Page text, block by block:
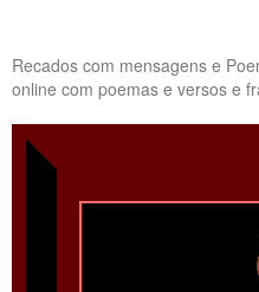
Recados com mensagens e
online com poemas e versos e